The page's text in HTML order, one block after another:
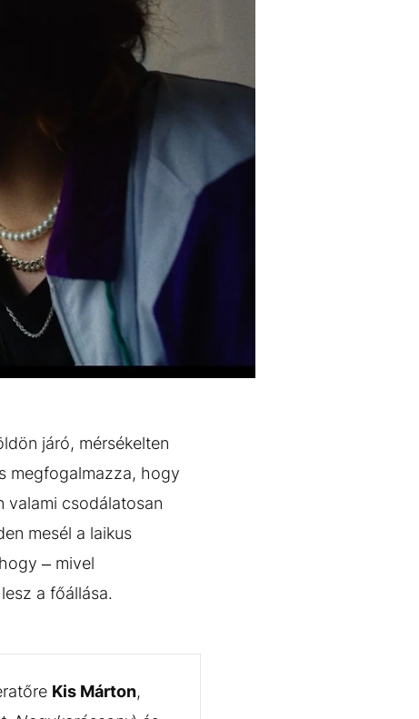
járó, mérsékelten
megfogalmazza, hogy
valami csodálatosan
mesél a laikus
– mivel
a főállása.
Kis Márton,